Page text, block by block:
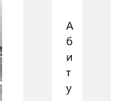
А
б
и
т
у